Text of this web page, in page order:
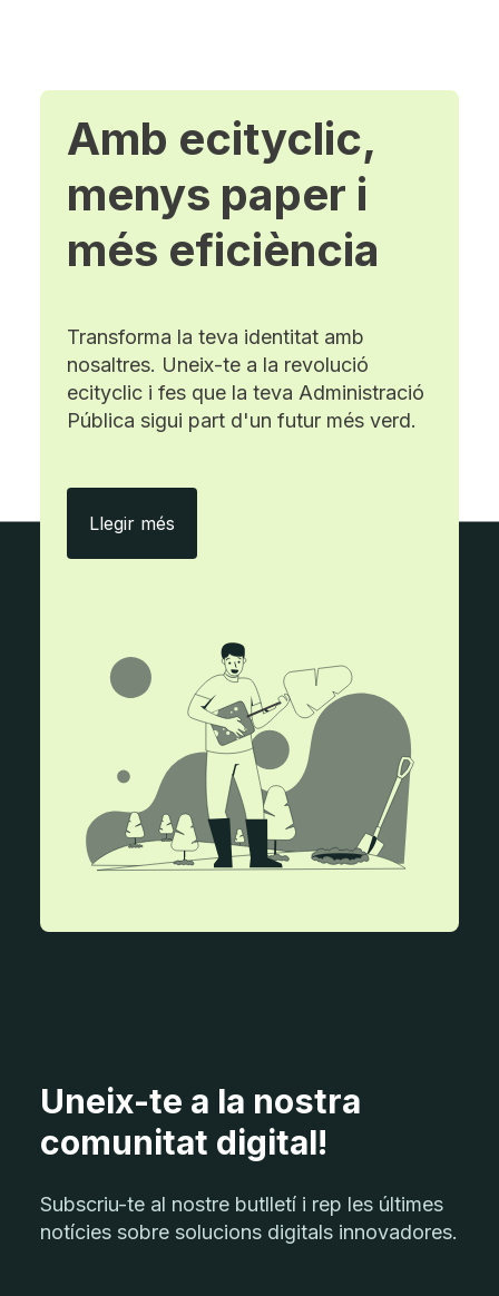
Amb ecityclic,
menys paper i
més eficiència
Transforma la teva identitat amb
nosaltres. Uneix-te a la revolució
ecityclic i fes que la teva Administració
Pública sigui part d'un futur més verd.
Llegir més Amb ecityclic, menys paper i més
Uneix-te a la nostra
comunitat digital!
Subscriu-te al nostre butlletí i rep les últimes
notícies sobre solucions digitals innovadores.